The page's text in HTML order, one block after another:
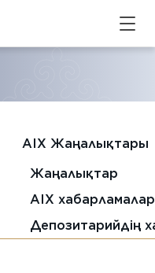
AIX Жаңалықтары
Жаңалықтар
AIX
Депозитарийдің